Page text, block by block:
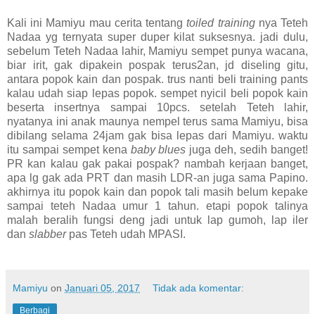
Kali ini Mamiyu mau cerita tentangtoiled trainingnya Teteh
Nadaa yg ternyata super duper kilat suksesnya. jadi dulu,
sebelum Teteh Nadaa lahir, Mamiyu sempet punya wacana,
biar irit, gak dipakein pospak terus2an, jd diseling gitu,
antara popok kain dan pospak. trus nanti beli training pants
kalau udah siap lepas popok. sempet nyicil beli popok kain
beserta insertnya sampai 10pcs. setelah Teteh lahir,
nyatanya ini anak maunya nempel terus sama Mamiyu, bisa
dibilang selama 24jam gak bisa lepas dari Mamiyu. waktu
itu sampai sempet kena baby blues juga deh, sedih banget!
PR kan kalau gak pakai pospak? nambah kerjaan banget,
apa lg gak ada PRT dan masih LDR-an juga sama Papino.
akhirnya itu popok kain dan popok tali masih belum kepake
sampai teteh Nadaa umur 1 tahun. etapi popok talinya
malah beralih fungsi deng jadi untuk lap gumoh, lap iler
dan slabberpas Teteh udah MPASI.
Mamiyu on Januari 05, 2017 Tidak ada komentar:
Berbagi